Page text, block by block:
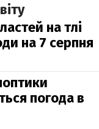
на тлі
на 7 серпня
погода в